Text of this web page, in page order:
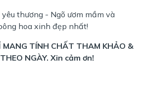
thương - Ngõ ươm mầm và
hoa xinh đẹp nhất!
MANG TÍNH CHẤT THAM KHẢO &
NGÀY. Xin cảm ơn!